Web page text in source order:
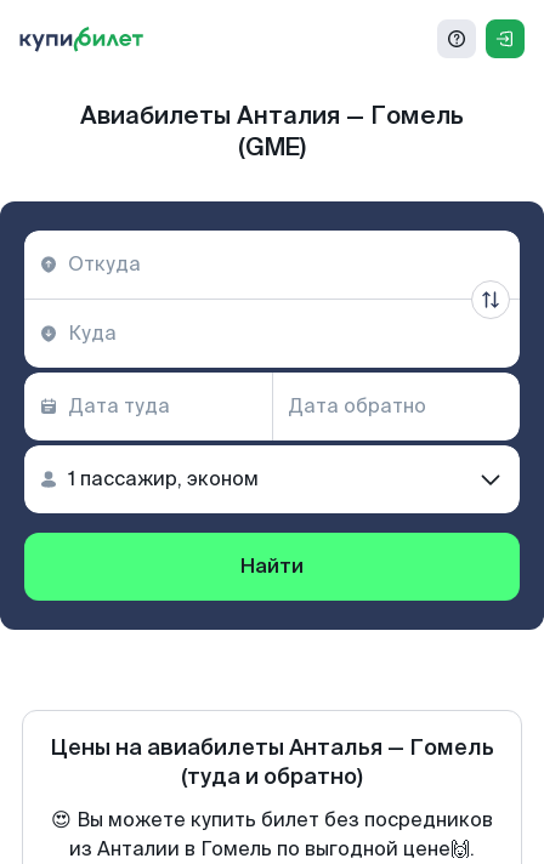
Авиабилеты Анталия — Гомель
(GME)
Найти
Цены на авиабилеты Анталья — Гомель
(туда и обратно)
😍 Вы можете купить билет без посредников
из Анталии в Гомель по выгодной цене🙌.